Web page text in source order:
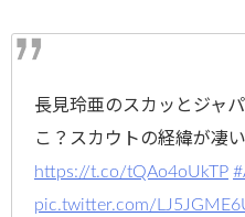
長見玲亜のスカッとジャ
こ？スカウトの経緯が凄い
https://t.co/tQAo4oUkTP
pic.twitter.com/